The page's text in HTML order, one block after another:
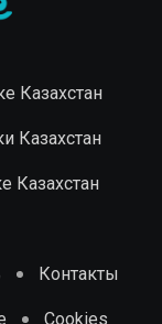
Казахстан
Казахстан
Казахстан
Контакты
Cookies